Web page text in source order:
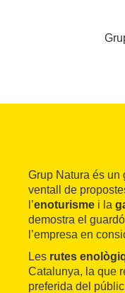
Grup Natura és un
ventall de
l’enoturisme i la
demostra el
l’empresa en
Les rutes
Catalunya, la que
preferida del